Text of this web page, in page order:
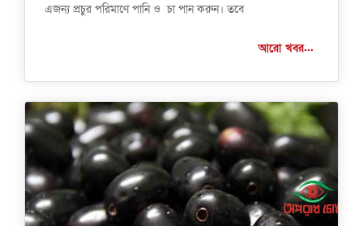
এজন্য প্রচুর পরিমাণে পানি ও চা পান করুন। তবে
আরো খবর...